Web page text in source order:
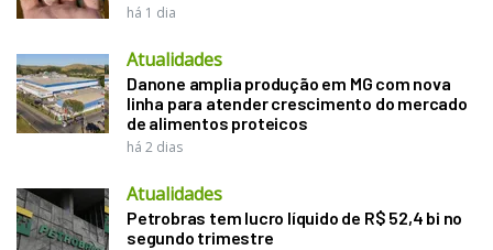
há 1 dia
Atualidades
Danone amplia produção em MG com nova
linha para atender crescimento do mercado
de alimentos proteicos
há 2 dias
Atualidades
Petrobras tem lucro líquido de R$ 52,4 bi no
segundo trimestre